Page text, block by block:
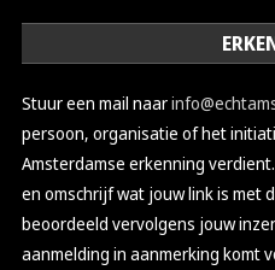
Stuur een mail naar
persoon, organisatie of het
Amsterdamse erkenning
en omschrijf wat jouw link is met
beoordeeld vervolgens jouw
aanmelding in aanmerking komt